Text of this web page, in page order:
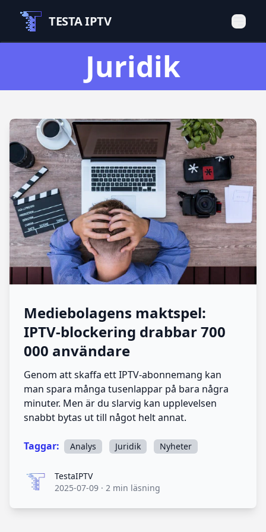
TESTA IPTV
Juridik
Mediebolagens maktspel:
IPTV-blockering drabbar 700
000 användare
Genom att skaffa ett IPTV-abonnemang kan
man spara många tusenlappar på bara några
minuter. Men är du slarvig kan upplevelsen
snabbt bytas ut till något helt annat.
Taggar: Analys Juridik Nyheter
TestaIPTVTestaIPTV
2025-07-09 · 2 min läsning